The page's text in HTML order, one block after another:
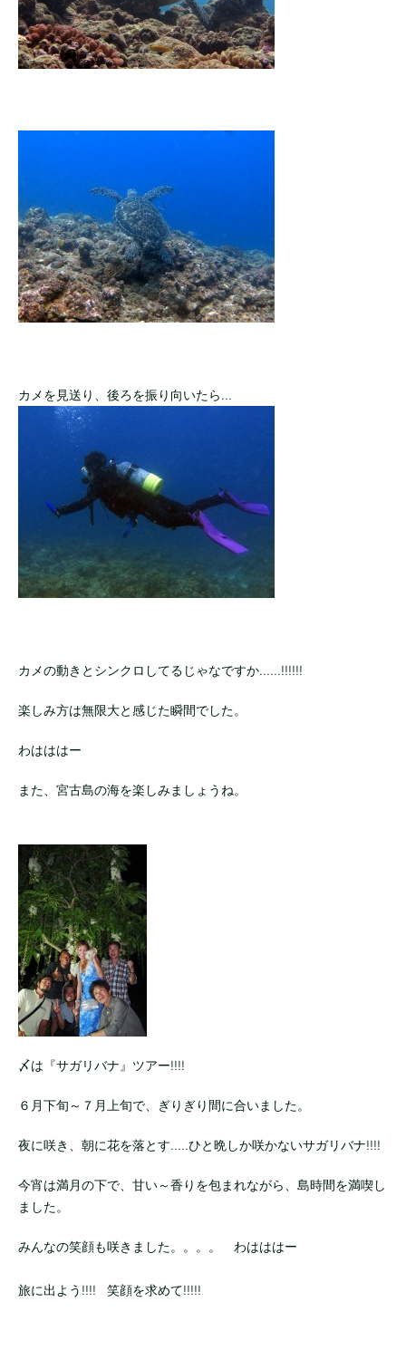
カメを見送り、後ろを振り向いたら...
カメの動きとシンクロしてるじゃなですか......!!!!!!
楽しみ方は無限大と感じた瞬間でした。
わはははー
また、宮古島の海を楽しみましょうね。
〆は『サガリバナ』ツアー!!!!
６月下旬～７月上旬で、ぎりぎり間に合いました。
夜に咲き、朝に花を落とす.....ひと晩しか咲かないサガリバナ!!!!
今宵は満月の下で、甘い～香りを包まれながら、島時間を満喫し
ました。
みんなの笑顔も咲きました。。。。 わはははー
旅に出よう!!!! 笑顔を求めて!!!!!